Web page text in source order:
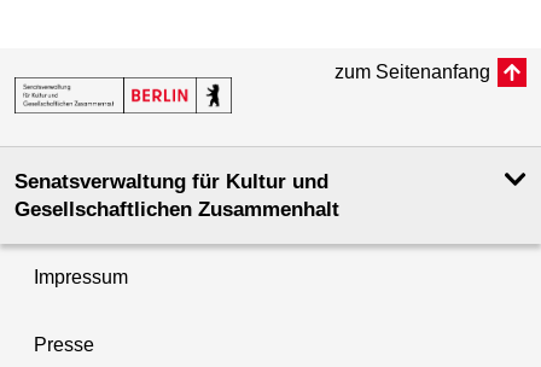
zum Seitenanfang
Senatsverwaltung für Kultur und
Gesellschaftlichen Zusammenhalt
Impressum
Presse